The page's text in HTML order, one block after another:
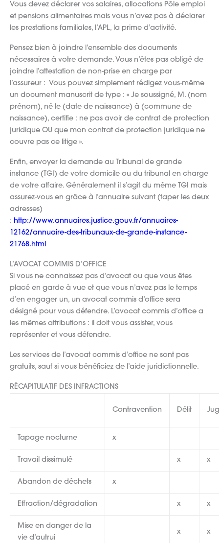
Vous devez déclarer vos salaires, allocations Pôle emploi
et pensions alimentaires mais vous n’avez pas à déclarer
les prestations familiales, l’APL, la prime d’activité.
Pensez bien à joindre l’ensemble des documents
nécessaires à votre demande. Vous n’êtes pas obligé de
joindre l’attestation de non-prise en charge par
l’assureur : Vous pouvez simplement rédigez vous-même
un document manuscrit de type : « Je soussigné, M. (nom
prénom), né le (date de naissance) à (commune de
naissance), certifie : ne pas avoir de contrat de protection
juridique OU que mon contrat de protection juridique ne
couvre pas ce litige ».
Enfin, envoyer la demande au Tribunal de grande
instance (TGI) de votre domicile ou du tribunal en charge
de votre affaire. Généralement il s’agit du même TGI mais
assurez-vous en grâce à l’annuaire suivant (taper les deux
adresses)
: http://www.annuaires.justice.gouv.fr/annuaires-
12162/annuaire-des-tribunaux-de-grande-instance-
21768.html
L’AVOCAT COMMIS D’OFFICE
Si vous ne connaissez pas d’avocat ou que vous êtes
placé en garde à vue et que vous n’avez pas le temps
d’en engager un, un avocat commis d’office sera
désigné pour vous défendre. L’avocat commis d’office a
les mêmes attributions : il doit vous assister, vous
représenter et vous défendre.
Les services de l’avocat commis d’office ne sont pas
gratuits, sauf si vous bénéficiez de l’aide juridictionnelle.
RÉCAPITULATIF DES INFRACTIONS
Contravention Délit
Tapage nocturne x
Travail dissimulé x x
Abandon de déchets x
Effraction/dégradation x x
Mise en danger de la
vie d’autrui
x x